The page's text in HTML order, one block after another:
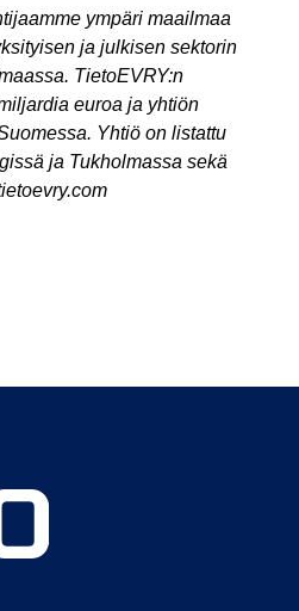
ympäri maailmaa
ja julkisen sektorin
TietoEVRY:n
euroa ja yhtiön
Yhtiö on listattu
ja Tukholmassa sekä